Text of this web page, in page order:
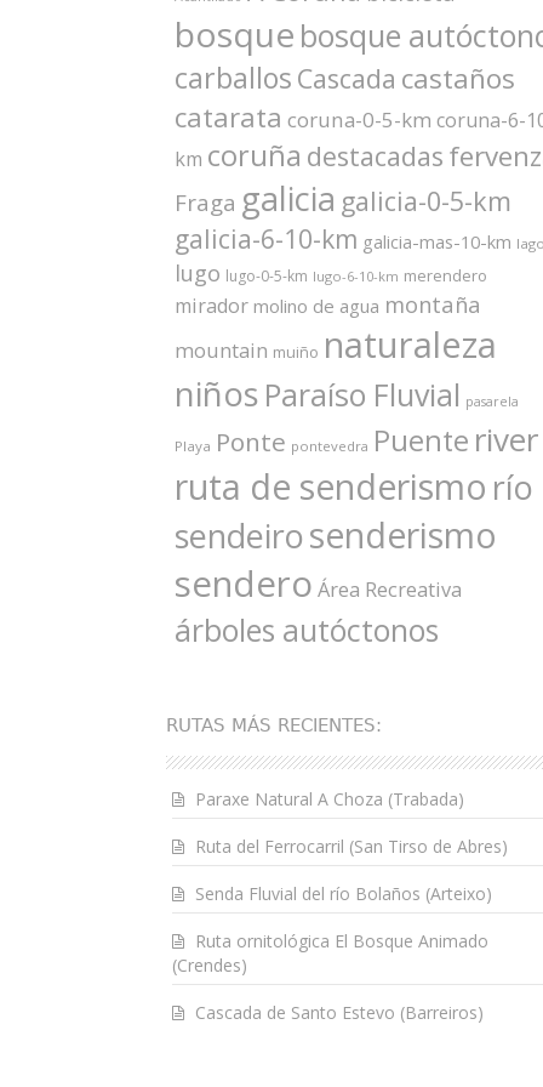
bosque bosque
carballos Cascada castaños
catarata coruna-0-5-km coruna-6-
km coruña destacadas
Fraga galicia galicia-0-5-km
galicia-6-10-km galicia-mas-10-km lago
lugo lugo-0-5-km lugo-6-10-km merendero
mirador molino de agua montaña
mountain muiño naturaleza
niños Paraíso Fluvial pasarela
Playa Ponte pontevedra Puente river
ruta de senderismo río
sendeirosenderismo
sendero Área Recreativa
árboles autóctonos
RUTAS MÁS RECIENTES:
Paraxe Natural A Choza (Trabada)
Ruta del Ferrocarril (San Tirso de Abres)
Senda Fluvial del río Bolaños (Arteixo)
Ruta ornitológica El Bosque Animado
(Crendes)
Cascada de Santo Estevo (Barreiros)